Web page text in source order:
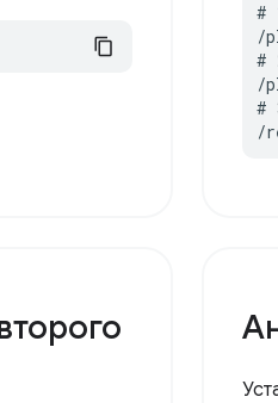
#
/
#
/
#
/